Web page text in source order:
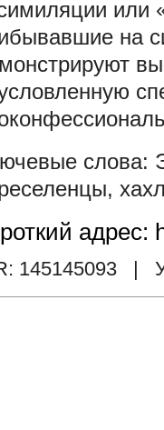
или
на
,
адрес:
145145093 |